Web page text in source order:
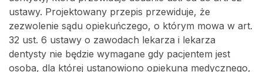
ustawy. Projektowany przepis przewiduje, że
zezwolenie sądu opiekuńczego, o którym mowa w art.
32 ust. 6 ustawy o zawodach lekarza i lekarza
dentysty nie będzie wymagane gdy pacjentem jest
osoba, dla której ustanowiono opiekuna medycznego,